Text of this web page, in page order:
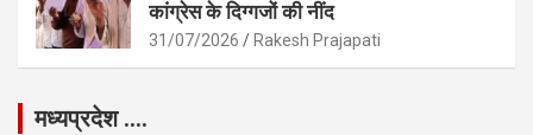
कांग्रेस के दिग्गजों की नींद
31/07/2026 Rakesh Prajapati
मध्यप्रदेश ….